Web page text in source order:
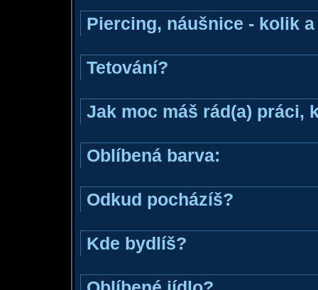
Piercing, náušnice - kolik
Tetování?
Jak moc máš rád(a) práci,
Oblíbená barva:
Odkud pocházíš?
Kde bydlíš?